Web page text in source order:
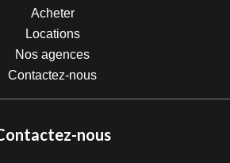
Acheter
Locations
Nos agences
Contactez-nous
nous